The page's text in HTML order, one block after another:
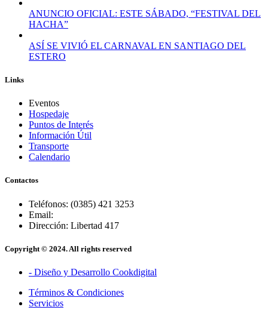
ANUNCIO OFICIAL: ESTE SÁBADO, “FESTIVAL DEL
HACHA”
ASÍ SE VIVIÓ EL CARNAVAL EN SANTIAGO DEL
ESTERO
Links
Eventos
Hospedaje
Puntos de Interés
Información Útil
Transporte
Calendario
Contactos
Teléfonos: (0385) 421 3253
Email:
Dirección: Libertad 417
Copyright © 2024. All rights reserved
- Diseño y Desarrollo Cookdigital
Términos & Condiciones
Servicios